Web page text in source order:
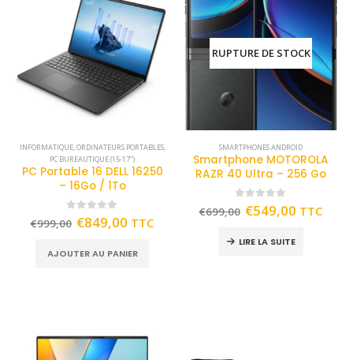
INFORMATIQUE,ORDINATEURS PORTABLES,
PC BUREAUTIQUE (15-17")
PC Portable 16 DELL 16250
– 16Go / 1To
out of 5
€999,00 €849,00 TTC
AJOUTER AU PANIER
RUPTURE DE STOCK
SMARTPHONES ANDROID
Smartphone MOTOROLA
RAZR 40 Ultra – 256 Go
out of 5
€699,00 €549,00 TTC
LIRE LA SUITE